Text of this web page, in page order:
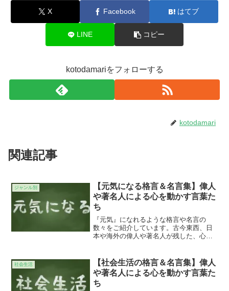
X Facebook はてブ
LINE コピー
kotodamariをフォローする
kotodamari
関連記事
ジャンル別
【元気になる格言＆名言集】偉人
や著名人による心を動かす言葉た
ち
『元気』になれるような格言や名言の
数々をご紹介しています。古今東西、日
本や海外の偉人や著名人が残した、心に
魂を揺さぶるような素晴らしい言葉が見
つかることを願っています。...
社会生活
【社会生活の格言＆名言集】偉人
や著名人による心を動かす言葉た
ち